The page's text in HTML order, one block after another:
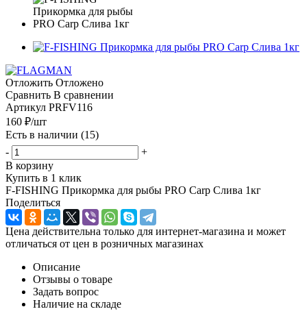
Отложить Отложено
Сравнить В сравнении
Артикул PRFV116
160 ₽/шт
Есть в наличии (15)
-
+
В корзину
Купить в 1 клик
F-FISHING Прикормка для рыбы PRO Carp Слива 1кг
Поделиться
Цена действительна только для интернет-магазина и может
отличаться от цен в розничных магазинах
Описание
Отзывы о товаре
Задать вопрос
Наличие на складе